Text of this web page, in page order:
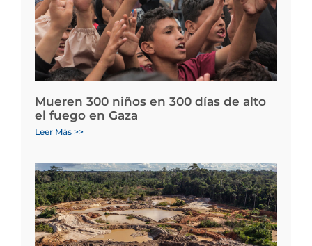
Mueren 300 niños en 300 días de alto
el fuego en Gaza
Leer Más >>